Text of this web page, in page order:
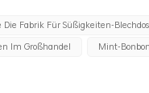
was sie zu einem
kundenspezifischen Mint-
beliebte Wahl für das
verwendet. Diese
Die Fabrik Für Süßigkeiten-
Im Großhandel
Mint-